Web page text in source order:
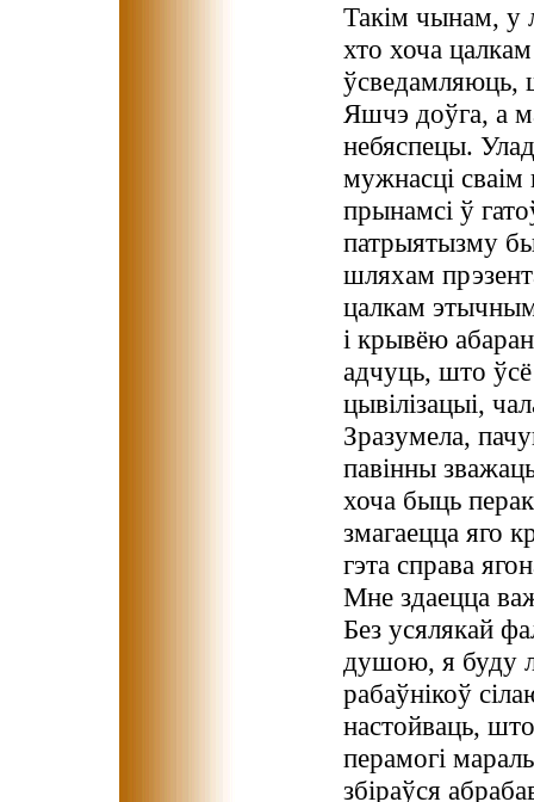
Такім чынам, у
хто хоча
ўсведамляюць,
Яшчэ доўга, а
небяспецы.
мужнасці
прынамсі ў
патрыятызму
шляхам
цалкам
і крывёю
адчуць, што ўсё
цывілізацыі,
Зразумела,
павінны
хоча быць
змагаецца яго
гэта справа
Мне здаецца
Без усялякай
душою, я буду
рабаўнікоў
настойваць,
перамогі
збіраўся